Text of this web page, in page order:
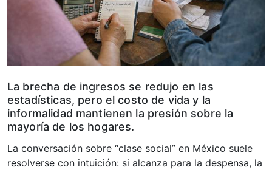
La brecha de ingresos se redujo en las
estadísticas, pero el costo de vida y la
informalidad mantienen la presión sobre la
mayoría de los hogares.
La conversación sobre “clase social” en México suele
resolverse con intuición: si alcanza para la despensa, la